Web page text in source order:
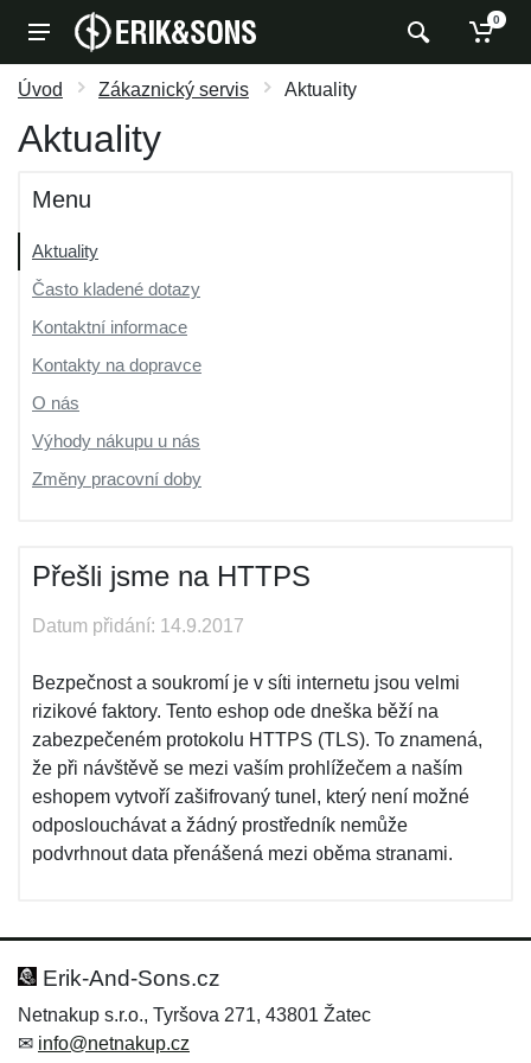
0
Úvod Zákaznický servis Aktuality
Aktuality
Menu
Aktuality
Často kladené dotazy
Kontaktní informace
Kontakty na dopravce
O nás
Výhody nákupu u nás
Změny pracovní doby
Přešli jsme na HTTPS
Datum přidání: 14.9.2017
Bezpečnost a soukromí je v síti internetu jsou velmi
rizikové faktory. Tento eshop ode dneška běží na
zabezpečeném protokolu HTTPS (TLS). To znamená,
že při návštěvě se mezi vaším prohlížečem a naším
eshopem vytvoří zašifrovaný tunel, který není možné
odposlouchávat a žádný prostředník nemůže
podvrhnout data přenášená mezi oběma stranami.
Erik-And-Sons.cz
Netnakup s.r.o., Tyršova 271, 43801 Žatec
✉ info@netnakup.cz